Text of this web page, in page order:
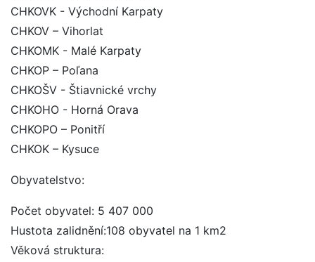
CHKOVK - Východní Karpaty
CHKOV – Vihorlat
CHKOMK - Malé Karpaty
CHKOP – Poľana
CHKOŠV - Štiavnické vrchy
CHKOHO - Horná Orava
CHKOPO – Ponitří
CHKOK – Kysuce
Obyvatelstvo:
Počet obyvatel: 5 407 000
Hustota zalidnění:108 obyvatel na 1 km2
Věková struktura: